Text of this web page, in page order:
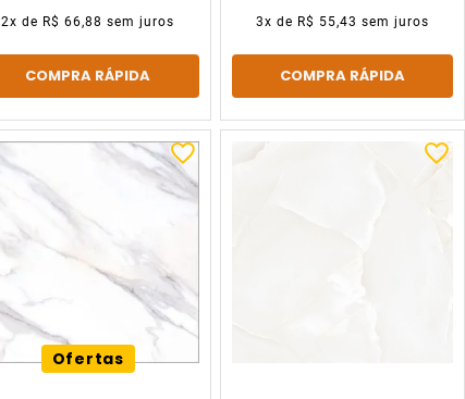
2x de R$ 66,88 sem juros
COMPRA RÁPIDA
3x de R$ 55,43 sem juros
COMPRA RÁPIDA
Ofertas